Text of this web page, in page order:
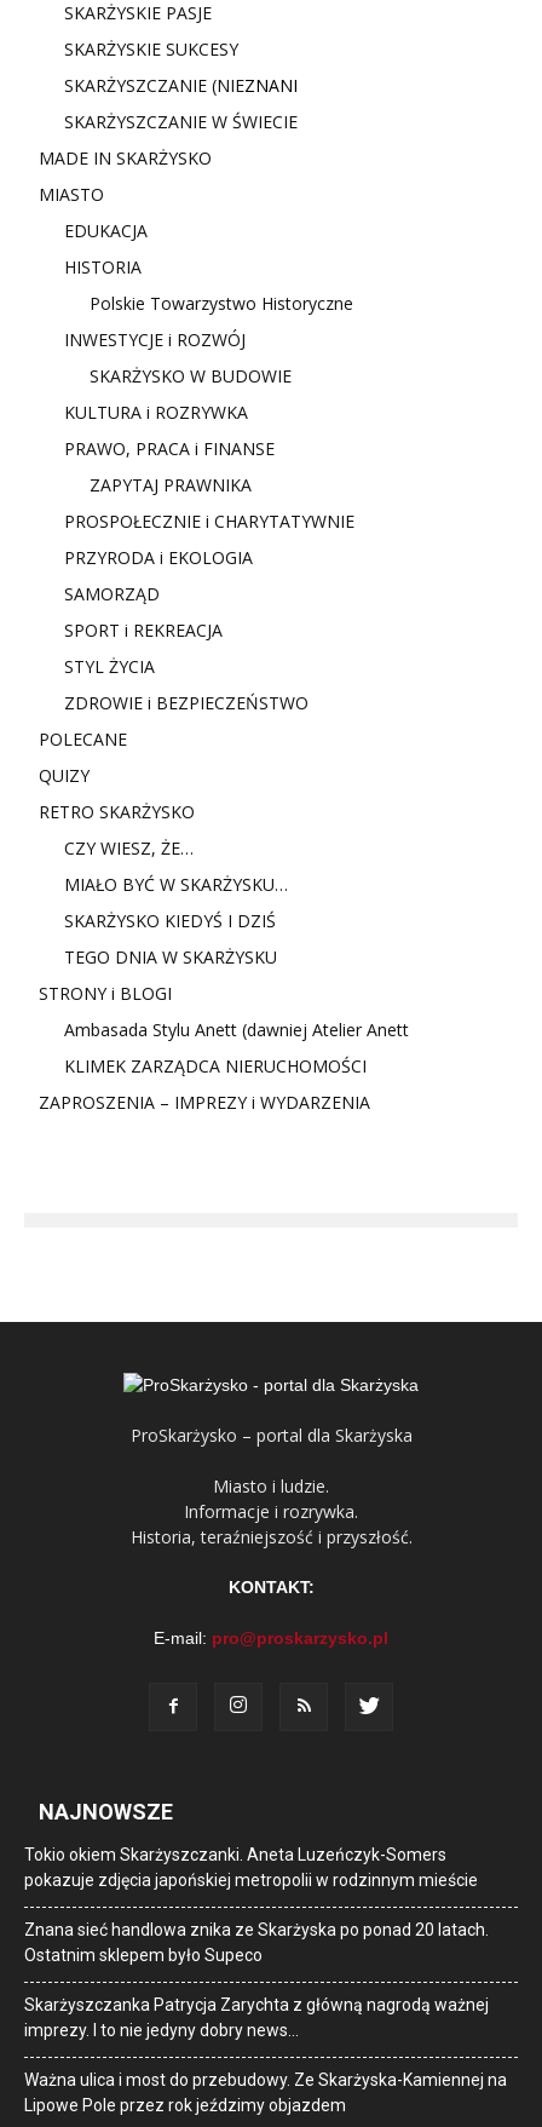
SKARŻYSKIE PASJE
SKARŻYSKIE SUKCESY
SKARŻYSZCZANIE (NIEZNANI
SKARŻYSZCZANIE W ŚWIECIE
MADE IN SKARŻYSKO
MIASTO
EDUKACJA
HISTORIA
Polskie Towarzystwo Historyczne
INWESTYCJE i ROZWÓJ
SKARŻYSKO W BUDOWIE
KULTURA i ROZRYWKA
PRAWO, PRACA i FINANSE
ZAPYTAJ PRAWNIKA
PROSPOŁECZNIE i CHARYTATYWNIE
PRZYRODA i EKOLOGIA
SAMORZĄD
SPORT i REKREACJA
STYL ŻYCIA
ZDROWIE i BEZPIECZEŃSTWO
POLECANE
QUIZY
RETRO SKARŻYSKO
CZY WIESZ, ŻE…
MIAŁO BYĆ W SKARŻYSKU…
SKARŻYSKO KIEDYŚ I DZIŚ
TEGO DNIA W SKARŻYSKU
STRONY i BLOGI
Ambasada Stylu Anett (dawniej Atelier Anett
KLIMEK ZARZĄDCA NIERUCHOMOŚCI
ZAPROSZENIA – IMPREZY i WYDARZENIA
ProSkarżysko – portal dla Skarżyska
Miasto i ludzie.
Informacje i rozrywka.
Historia, teraźniejszość i przyszłość.
KONTAKT:
E-mail: pro@proskarzysko.pl
NAJNOWSZE
Tokio okiem Skarżyszczanki. Aneta Luzeńczyk-Somers
pokazuje zdjęcia japońskiej metropolii w rodzinnym mieście
Znana sieć handlowa znika ze Skarżyska po ponad 20 latach.
Ostatnim sklepem było Supeco
Skarżyszczanka Patrycja Zarychta z główną nagrodą ważnej
imprezy. I to nie jedyny dobry news…
Ważna ulica i most do przebudowy. Ze Skarżyska-Kamiennej na
Lipowe Pole przez rok jeździmy objazdem